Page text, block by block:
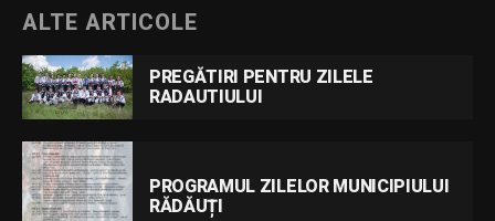
ALTE ARTICOLE
PREGĂTIRI PENTRU ZILELE
RADAUTIULUI
PROGRAMUL ZILELOR MUNICIPIULUI
RĂDĂUȚI